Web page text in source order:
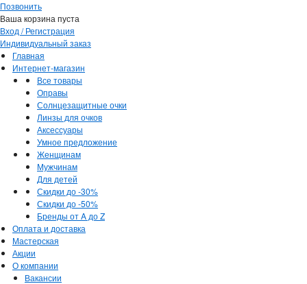
Позвонить
Ваша корзина пуста
Вход / Регистрация
Индивидуальный заказ
Главная
Интернет-магазин
Все товары
Оправы
Солнцезащитные очки
Линзы для очков
Аксессуары
Умное предложение
Женщинам
Мужчинам
Для детей
Скидки до -30%
Скидки до -50%
Бренды от A до Z
Оплата и доставка
Мастерская
Акции
О компании
Вакансии